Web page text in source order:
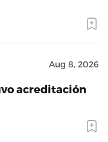
Aug 8, 2026
acreditación